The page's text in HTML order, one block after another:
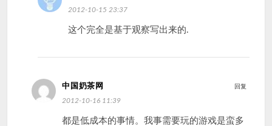
2012-10-15 23:37
这个完全是基于观察写出来的.
中国奶茶网
2012-10-16 11:39
都是低成本的事情。我事需要玩的游戏是蛮多
回复